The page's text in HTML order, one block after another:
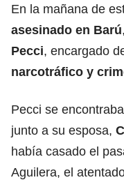
En la mañana de
asesinado en Barú
Pecci, encargado
narcotráfico y
Pecci se
junto a su esposa,
había casado el
Aguilera, el